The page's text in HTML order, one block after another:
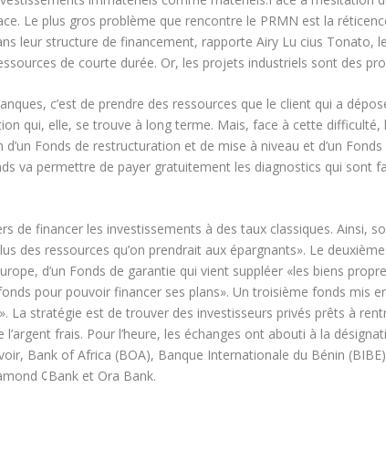
Le plus gros problème que rencontre le PRMN est la
leur structure de financement, rapporte Airy Lu cius Tonato,
de courte durée. Or, les projets industriels sont des
c’est de prendre des ressources que le client qui a
qui, elle, se trouve à long terme. Mais, face à cette difficulté,
Fonds de restructuration et de mise à niveau et d’un Fonds
va permettre de payer gratuitement les diagnostics qui sont
de financer les investissements à des taux classiques. Ainsi,
des ressources qu’on prendrait aux épargnants». Le
d’un Fonds de garantie qui vient suppléer «les biens
pour pouvoir financer ses plans». Un troisième fonds mis
La stratégie est de trouver des investisseurs privés prêts à
l’argent frais. Pour l’heure, les échanges ont abouti à la
Bank of Africa (BOA), Banque Internationale du Bénin
¢Bank et Ora Bank.